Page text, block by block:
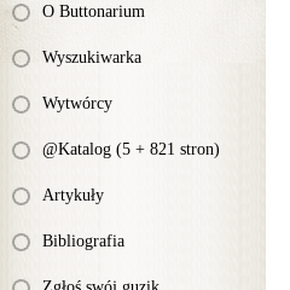
O Buttonarium
Wyszukiwarka
Wytwórcy
@Katalog (5 + 821 stron)
Artykuły
Bibliografia